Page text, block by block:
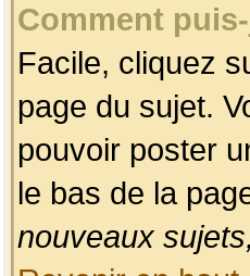
Comment
Facile, cliquez
page du sujet.
pouvoir poster
le bas de la
nouveaux